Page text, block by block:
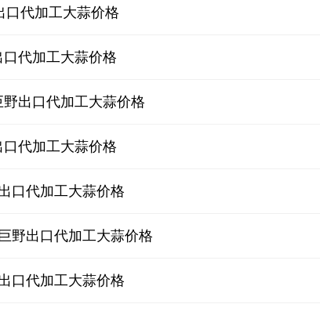
口代加工大蒜价格
代加工大蒜价格
出口代加工大蒜价格
代加工大蒜价格
口代加工大蒜价格
野出口代加工大蒜价格
口代加工大蒜价格